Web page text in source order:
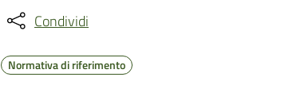
Condividi
Normativa di riferimento